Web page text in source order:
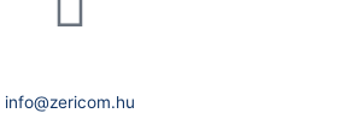
info@zericom.hu